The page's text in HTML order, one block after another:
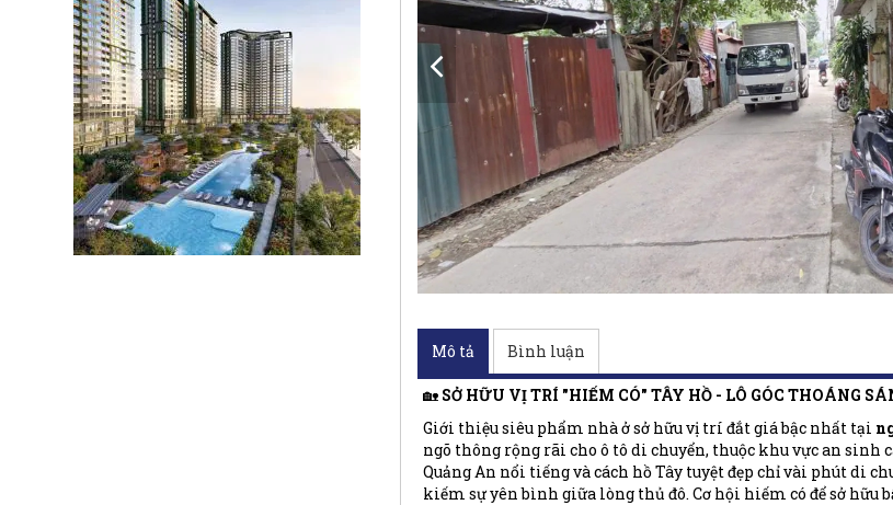
Mô tả Bình luận
🏡 SỞ HỮU VỊ TRÍ "HIẾM CÓ" TÂY HỒ - LÔ GÓC THOÁNG
Giới thiệu siêu phẩm nhà ở sở hữu vị trí đắt giá bậc nhất tại
ngõ thông rộng rãi cho ô tô di chuyển, thuộc khu vực an sinh
Quảng An nổi tiếng và cách hồ Tây tuyệt đẹp chỉ vài phút di
kiếm sự yên bình giữa lòng thủ đô. Cơ hội hiếm có để sở